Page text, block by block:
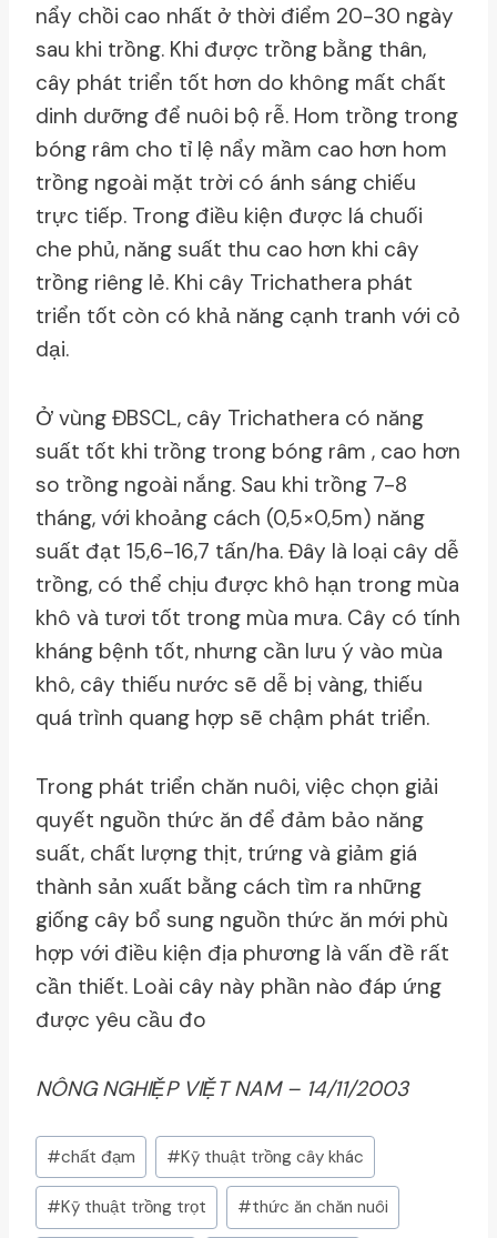
nẩy chồi cao nhất ở thời điểm 20-30 ngày
sau khi trồng. Khi được trồng bằng thân,
cây phát triển tốt hơn do không mất chất
dinh dưỡng để nuôi bộ rễ. Hom trồng trong
bóng râm cho tỉ lệ nẩy mầm cao hơn hom
trồng ngoài mặt trời có ánh sáng chiếu
trực tiếp. Trong điều kiện được lá chuối
che phủ, năng suất thu cao hơn khi cây
trồng riêng lẻ. Khi cây Trichathera phát
triển tốt còn có khả năng cạnh tranh với cỏ
dại.
Ở vùng ĐBSCL, cây Trichathera có năng
suất tốt khi trồng trong bóng râm , cao hơn
so trồng ngoài nắng. Sau khi trồng 7-8
tháng, với khoảng cách (0,5×0,5m) năng
suất đạt 15,6-16,7 tấn/ha. Đây là loại cây dễ
trồng, có thể chịu được khô hạn trong mùa
khô và tươi tốt trong mùa mưa. Cây có tính
kháng bệnh tốt, nhưng cần lưu ý vào mùa
khô, cây thiếu nước sẽ dễ bị vàng, thiếu
quá trình quang hợp sẽ chậm phát triển.
Trong phát triển chăn nuôi, việc chọn giải
quyết nguồn thức ăn để đảm bảo năng
suất, chất lượng thịt, trứng và giảm giá
thành sản xuất bằng cách tìm ra những
giống cây bổ sung nguồn thức ăn mới phù
hợp với điều kiện địa phương là vấn đề rất
cần thiết. Loài cây này phần nào đáp ứng
được yêu cầu đo
NÔNG NGHIỆP VIỆT NAM – 14/11/2003
Post
Tags:
#chất đạm #Kỹ thuật trồng cây khác
#Kỹ thuật trồng trọt #thức ăn chăn nuôi